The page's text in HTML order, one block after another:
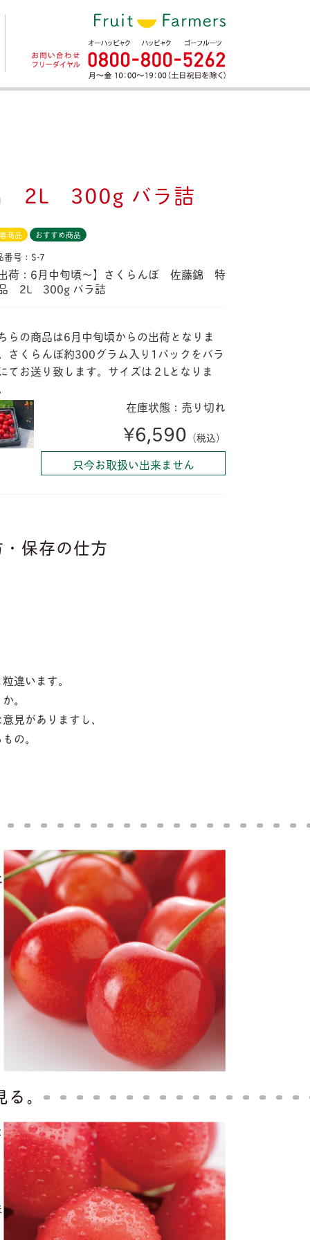
2L 300g バラ詰
商品 おすすめ商品
番号：S-7
荷：6月中旬頃〜】さくらんぼ 佐藤錦 特
2L 300g バラ詰
らの商品は6月中旬頃からの出荷となりま
さくらんぼ約300グラム入り1パックをバラ
てお送り致します。サイズは２Lとなりま
在庫状態：売り切れ
¥6,590 （税込）
只今お取扱い出来ません
保存の仕方
違います。
。
見がありますし、
の。
。